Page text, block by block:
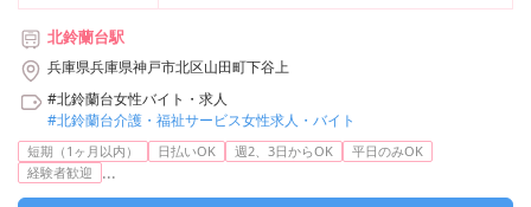
北鈴蘭台駅
兵庫県兵庫県神戸市北区山田町下谷上
#北鈴蘭台女性バイト・求人
#北鈴蘭台介護・福祉サービス女性求人・バイト
短期（1ヶ月以内） 日払いOK 週2、3日からOK
平日のみOK
経験者歓迎
...